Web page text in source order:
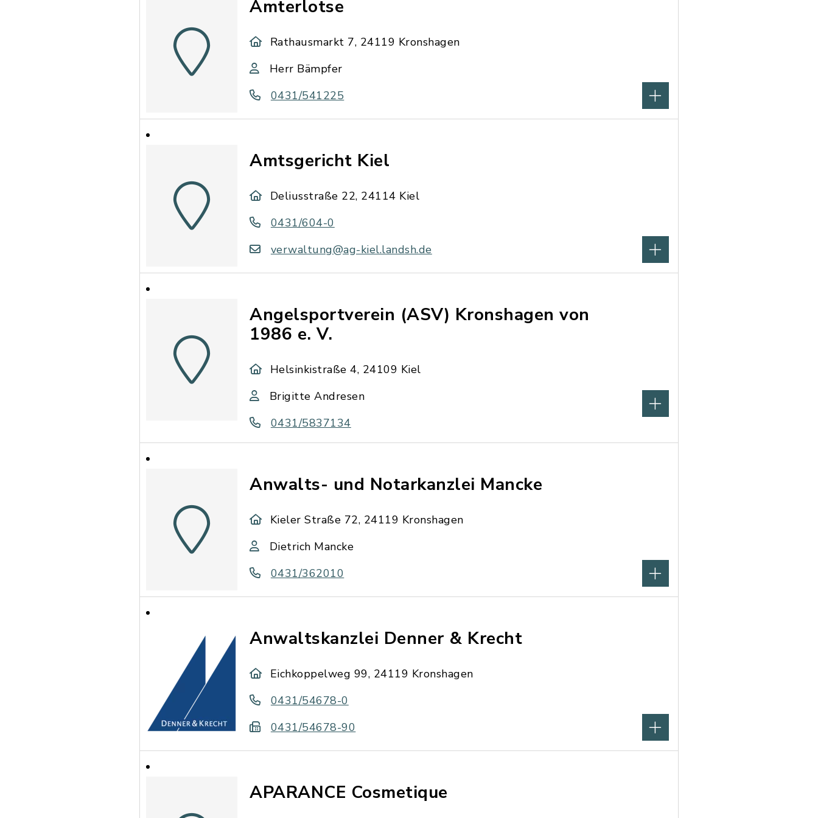
Ämterlotse
Rathausmarkt 7, 24119 Kronshagen
Herr Bämpfer
0431/541225
Amtsgericht Kiel
Deliusstraße 22, 24114 Kiel
0431/604-0
verwaltung@ag-kiel.landsh.de
Angelsportverein (ASV) Kronshagen von
1986 e. V.
Helsinkistraße 4, 24109 Kiel
Brigitte Andresen
0431/5837134
Anwalts- und Notarkanzlei Mancke
Kieler Straße 72, 24119 Kronshagen
Dietrich Mancke
0431/362010
Anwaltskanzlei Denner & Krecht
Eichkoppelweg 99, 24119 Kronshagen
0431/54678-0
0431/54678-90
APARANCE Cosmetique